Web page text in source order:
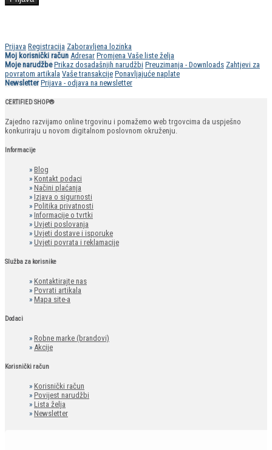
Prijava Registracija Zaboravljena lozinka
Moj korisnički račun Adresar Promjena Vaše liste želja
Moje narudžbe Prikaz dosadašnjih narudžbi Preuzimanja - Downloads Zahtjevi za
povratom artikala Vaše transakcije Ponavljajuće naplate
Newsletter Prijava - odjava na newsletter
CERTIFIED SHOP®
Zajedno razvijamo online trgovinu i pomažemo web trgovcima da uspješno
konkuriraju u novom digitalnom poslovnom okruženju.
Informacije
» Blog
» Kontakt podaci
» Načini plaćanja
» Izjava o sigurnosti
» Politika privatnosti
» Informacije o tvrtki
» Uvjeti poslovanja
» Uvjeti dostave i isporuke
» Uvjeti povrata i reklamacije
Služba za korisnike
» Kontaktirajte nas
» Povrati artikala
» Mapa site-a
Dodaci
» Robne marke (brandovi)
» Akcije
Korisnički račun
» Korisnički račun
» Povijest narudžbi
» Lista želja
» Newsletter